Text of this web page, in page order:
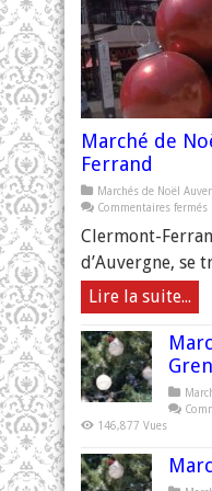
Marché de
Ferrand
Marchés de Noël
Commentaires fermés
Clermont-
d’Auvergne, se
Lire la suite...
146,877 Vues